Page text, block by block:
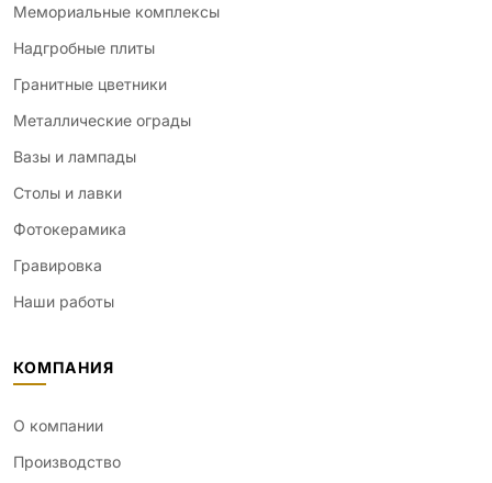
Мемориальные комплексы
Надгробные плиты
Гранитные цветники
Металлические ограды
Вазы и лампады
Столы и лавки
Фотокерамика
Гравировка
Наши работы
КОМПАНИЯ
О компании
Производство